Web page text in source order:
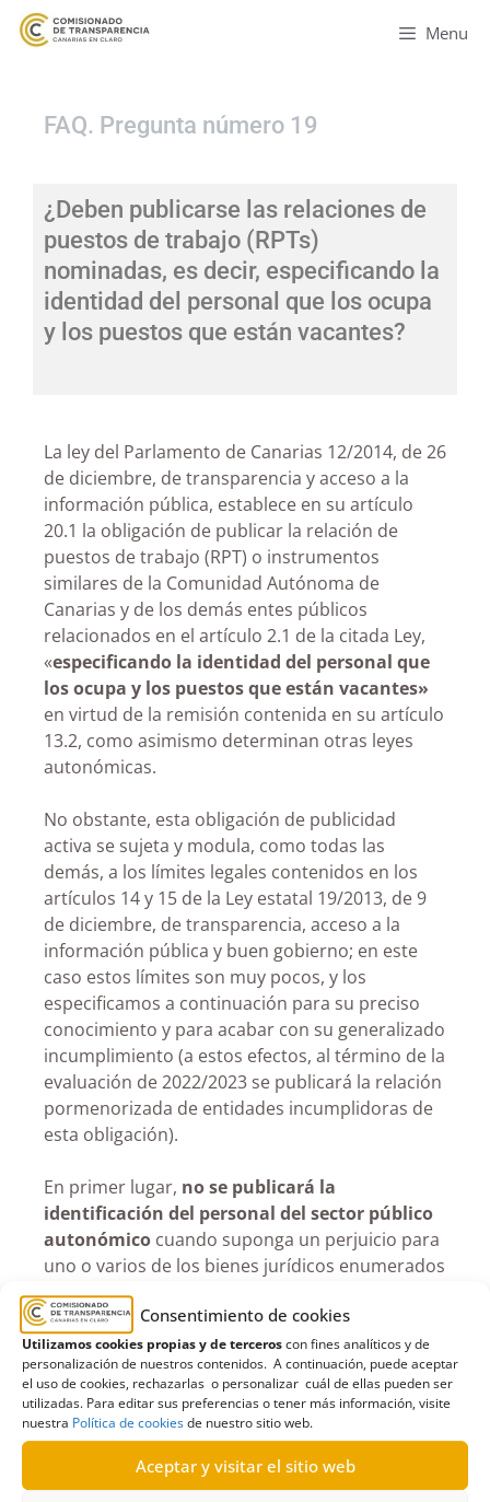
Consentimiento de cookies
Utilizamos cookies propias y de terceroscon fines analíticos y de
personalización de nuestros contenidos. A continuación, puede aceptar
el uso de cookies, rechazarlas o personalizar cuál de ellas pueden ser
utilizadas. Para editar sus preferencias o tener más información, visite
nuestra Política de cookiesde nuestro sitio web.
Aceptar y visitar el sitio web
Menu
FAQ. Pregunta número 19
¿Deben publicarse las relaciones de
puestos de trabajo (RPTs)
nominadas, es decir, especificando la
identidad del personal que los ocupa
y los puestos que están vacantes?
La ley del Parlamento de Canarias 12/2014, de 26
de diciembre, de transparencia y acceso a la
información pública, establece en su artículo
20.1 la obligación de publicar la relación de
puestos de trabajo (RPT) o instrumentos
similares de la Comunidad Autónoma de
Canarias y de los demás entes públicos
relacionados en el artículo 2.1 de la citada Ley,
«especificando la identidad del personal que
los ocupa y los puestos que están vacantes»
en virtud de la remisión contenida en su artículo
13.2, como asimismo determinan otras leyes
autonómicas.
No obstante, esta obligación de publicidad
activa se sujeta y modula, como todas las
demás, a los límites legales contenidos en los
artículos 14 y 15 de la Ley estatal 19/2013, de 9
de diciembre, de transparencia, acceso a la
información pública y buen gobierno; en este
caso estos límites son muy pocos, y los
especificamos a continuación para su preciso
conocimiento y para acabar con su generalizado
incumplimiento (a estos efectos, al término de la
evaluación de 2022/2023 se publicará la relación
pormenorizada de entidades incumplidoras de
esta obligación).
En primer lugar, no se publicará la
identificación del personal del sector público
autonómico cuando suponga un perjuicio para
uno o varios de los bienes jurídicos enumerados
en el apartado 1 del citado artículo 14, entre los
que merecen ser destacados en la materia que
nos ocupa laseguridad pública (letra d) y las
funciones administrativas de vigilancia,
inspección y control (letra g). En segundo
término,tampoco procederá la publicación
cuando, tras la realización de la ponderación
entre el interés público y los derechos de los